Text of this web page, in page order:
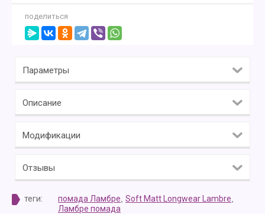
поделиться
Параметры
Описание
Модификации
Отзывы
теги: помада Ламбре Soft Matt Longwear Lambre
Ламбре помада